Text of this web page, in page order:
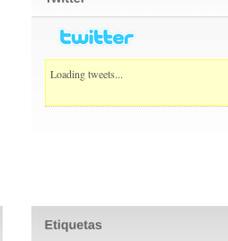
Loading tweets...